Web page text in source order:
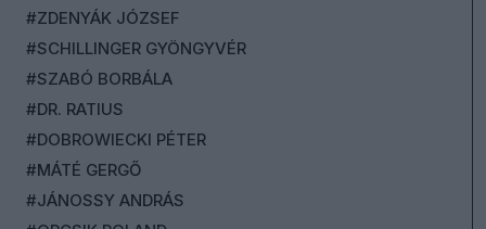
#ZDENYÁK JÓZSEF
#SCHILLINGER GYÖNGYVÉR
#SZABÓ BORBÁLA
#DR. RATIUS
#DOBROWIECKI PÉTER
#MÁTÉ GERGŐ
#JÁNOSSY ANDRÁS